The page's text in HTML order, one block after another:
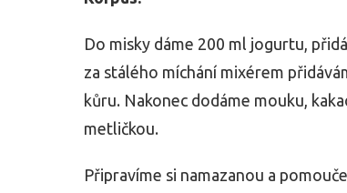
Do misky dáme 200 ml jogurtu,
za stálého míchání mixérem
kůru. Nakonec dodáme mouku,
metličkou.
Připravíme si namazanou a